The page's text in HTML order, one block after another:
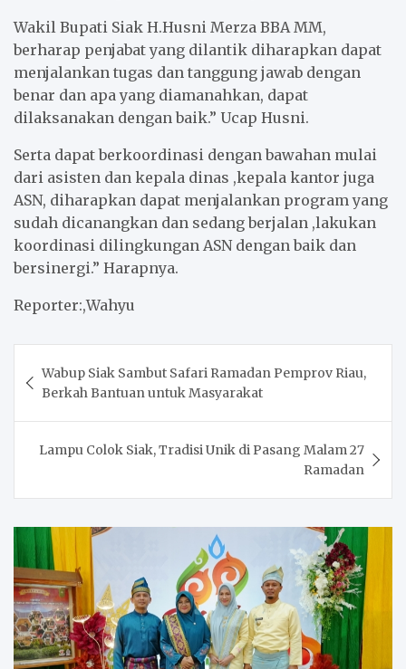
Wakil Bupati Siak H.Husni Merza BBA MM,
berharap penjabat yang dilantik diharapkan dapat
menjalankan tugas dan tanggung jawab dengan
benar dan apa yang diamanahkan, dapat
dilaksanakan dengan baik.” Ucap Husni.
Serta dapat berkoordinasi dengan bawahan mulai
dari asisten dan kepala dinas ,kepala kantor juga
ASN, diharapkan dapat menjalankan program yang
sudah dicanangkan dan sedang berjalan ,lakukan
koordinasi dilingkungan ASN dengan baik dan
bersinergi.” Harapnya.
Reporter:,Wahyu
navigation
Wabup Siak Sambut Safari Ramadan Pemprov Riau,
Berkah Bantuan untuk Masyarakat
Lampu Colok Siak, Tradisi Unik di Pasang Malam 27
Ramadan